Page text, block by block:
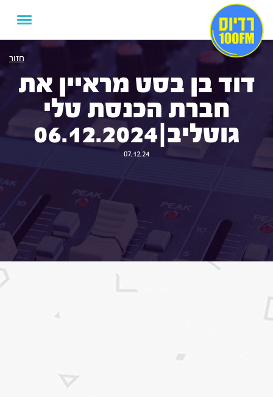
חזור
דוד בן בסט מראיין את
חברת הכנסת טלי
גוטליב|06.12.2024
07.12.24